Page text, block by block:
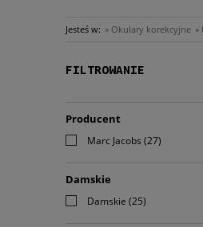
Jesteś w: » Okulary korekcyjne »
FILTROWANIE
Producent
Marc Jacobs (27)
Damskie
Damskie (25)